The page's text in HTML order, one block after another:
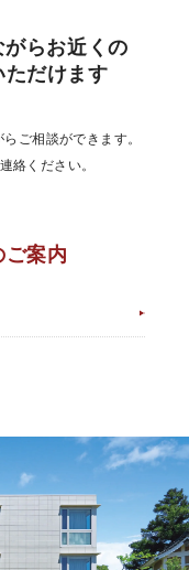
らお近くの
だけます
ご相談ができます。
絡ください。
案内